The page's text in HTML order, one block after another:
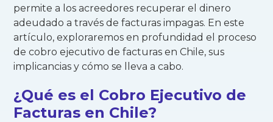
permite a los acreedores recuperar el dinero
adeudado a través de facturas impagas. En este
artículo, exploraremos en profundidad el proceso
de cobro ejecutivo de facturas en Chile, sus
implicancias y cómo se lleva a cabo.
¿Qué es el Cobro Ejecutivo de
Facturas en Chile?